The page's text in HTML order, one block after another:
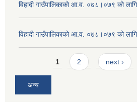
विहादी गाउँपालिकाको आ.व. ०७८।०७९ को
विहादी गाउँपालिकाको आ.व. ०७८।०७९ को
Pages1 2 next ›
अन्य